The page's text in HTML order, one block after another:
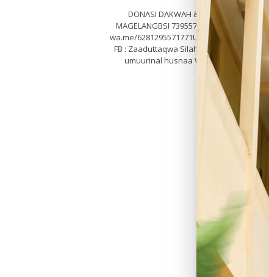
DONASI DAKWAH & PENGEMBANGAN
MAGELANGBSI 7395577772a.n Donasi
wa.me/6281295571771Ust.Abu Ammar
FB : Zaaduttaqwa Silahkan subscribe &
umuurinal husnaa Wa Jazakumulloh